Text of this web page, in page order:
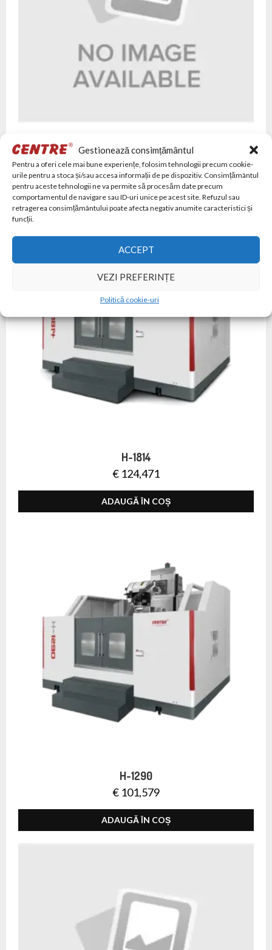
Gestionează consimțământul
Pentru a oferi cele mai bune experiențe, folosim tehnologii precum cookie-
urile pentru a stoca și/sau accesa informații de pe dispozitiv. Consimțământul
pentru aceste tehnologii ne va permite să procesăm date precum
comportamentul de navigare sau ID-uri unice pe acest site. Refuzul sau
retragerea consimțământului poate afecta negativ anumite caracteristici și
funcții.
ACCEPT
VEZI PREFERINȚE
Politică cookie-uri
€102,785
ADAUGĂ ÎN COȘ
H-1814
€ 124,471
ADAUGĂ ÎN COȘ
H-1290
€ 101,579
ADAUGĂ ÎN COȘ